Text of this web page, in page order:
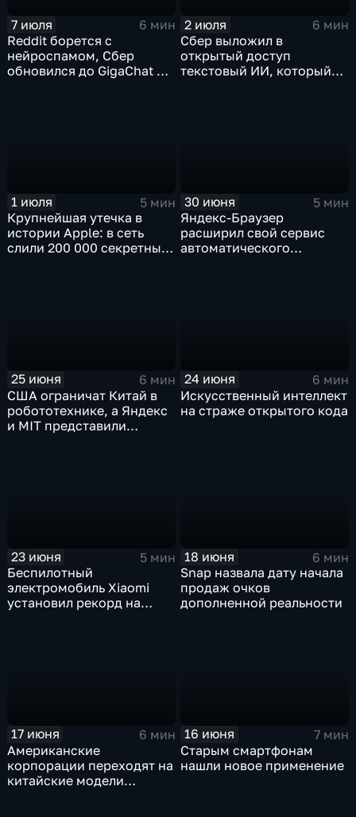
7 июля
6 мин
Reddit борется с
нейроспамом, Сбер
обновился до GigaChat 3.5
2 июля
6 мин
Сбер выложил в
открытый доступ
текстовый ИИ, который
1 июля
5 мин
Крупнейшая утечка в
истории Apple: в сеть
слили 200 000 секретных
30 июня
5 мин
Яндекс-Браузер
расширил свой сервис
автоматического
25 июня
6 мин
США ограничат Китай в
робототехнике, а Яндекс
и MIT представили
24 июня
6 мин
Искусственный интеллект
на страже открытого кода
23 июня
5 мин
Беспилотный
электромобиль Xiaomi
установил рекорд на
18 июня
6 мин
Snap назвала дату начала
продаж очков
дополненной реальности
17 июня
6 мин
Американские
корпорации переходят на
китайские модели
16 июня
7 мин
Старым смартфонам
нашли новое применение